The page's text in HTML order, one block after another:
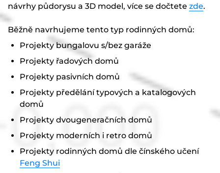
návrhy půdorysu a 3D model, více se dočtete zde.
Běžně navrhujeme tento typ rodinných domů:
Projekty bungalovu s/bez garáže
Projekty řadových domů
Projekty pasivních domů
Projekty předělání typových a katalogových
domů
Projekty dvougeneračních domů
Projekty moderních i retro domů
Projekty rodinných domů dle čínského učení
Feng Shui